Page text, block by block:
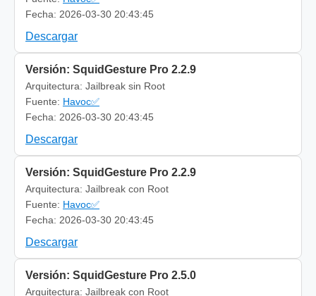
Fecha: 2026-03-30 20:43:45
Descargar
Versión: SquidGesture Pro 2.2.9
Arquitectura: Jailbreak sin Root
Fuente: Havoc✅
Fecha: 2026-03-30 20:43:45
Descargar
Versión: SquidGesture Pro 2.2.9
Arquitectura: Jailbreak con Root
Fuente: Havoc✅
Fecha: 2026-03-30 20:43:45
Descargar
Versión: SquidGesture Pro 2.5.0
Arquitectura: Jailbreak con Root